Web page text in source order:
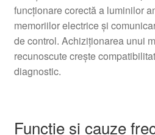
funcționare corectă a luminilor
memoriilor electrice și
de control. Achiziționarea unui
recunoscute crește
diagnostic.
Funcție și cauze